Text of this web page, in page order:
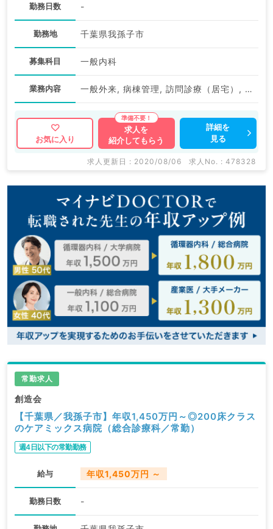
勤務日数 -
勤務地 千葉県我孫子市
募集科目 一般内科
業務内容 一般外来, 病棟管理, 訪問診療（居宅）, 訪問診療（施設）
お気に入り
求人を
紹介してもらう
詳細を
見る
求人更新日 : 2020/08/06 求人No. : 478328
常勤求人
創造会
【千葉県／我孫子市】年収1,450万円～◎200床クラス
のケアミックス病院（総合診療科／常勤）
週4日以下の常勤勤務
給与 年収1,450万円 ～
勤務日数 -